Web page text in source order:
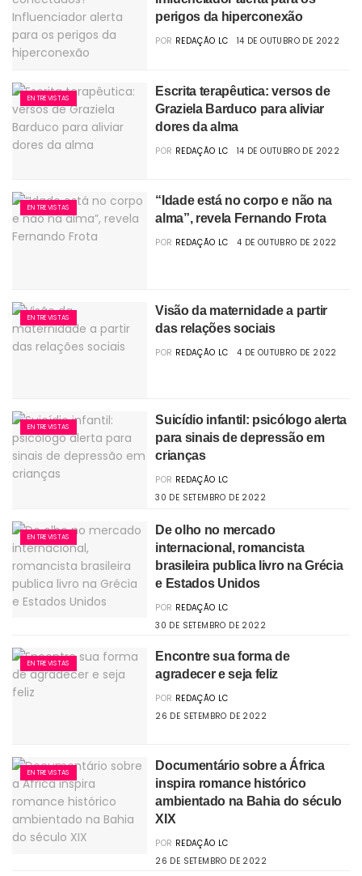
perigos da hiperconexão
POR REDAÇÃO LC 14 DE OUTUBRO DE 2022
ENTREVISTAS
Escrita terapêutica: versos de
Graziela Barduco para aliviar
dores da alma
POR REDAÇÃO LC 14 DE OUTUBRO DE 2022
ENTREVISTAS
“Idade está no corpo e não na
alma”, revela Fernando Frota
POR REDAÇÃO LC 4 DE OUTUBRO DE 2022
ENTREVISTAS
Visão da maternidade a partir
das relações sociais
POR REDAÇÃO LC 4 DE OUTUBRO DE 2022
ENTREVISTAS
Suicídio infantil: psicólogo alerta
para sinais de depressão em
crianças
POR REDAÇÃO LC
30 DE SETEMBRO DE 2022
ENTREVISTAS
De olho no mercado
internacional, romancista
brasileira publica livro na Grécia
e Estados Unidos
POR REDAÇÃO LC
30 DE SETEMBRO DE 2022
ENTREVISTAS
Encontre sua forma de
agradecer e seja feliz
POR REDAÇÃO LC
26 DE SETEMBRO DE 2022
ENTREVISTAS
Documentário sobre a África
inspira romance histórico
ambientado na Bahia do século
XIX
POR REDAÇÃO LC
26 DE SETEMBRO DE 2022